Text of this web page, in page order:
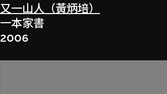
又一山人（黃炳培）
一本家書
2006